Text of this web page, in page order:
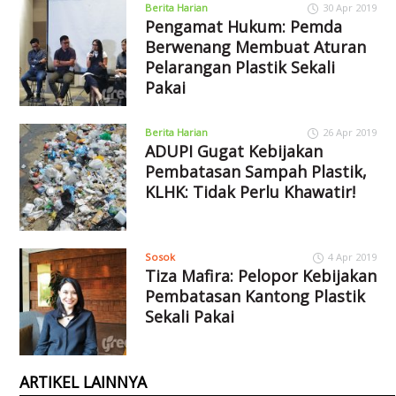
Berita Harian 30 Apr 2019
Pengamat Hukum: Pemda
Berwenang Membuat Aturan
Pelarangan Plastik Sekali
Pakai
Berita Harian 26 Apr 2019
ADUPI Gugat Kebijakan
Pembatasan Sampah Plastik,
KLHK: Tidak Perlu Khawatir!
Sosok 4 Apr 2019
Tiza Mafira: Pelopor Kebijakan
Pembatasan Kantong Plastik
Sekali Pakai
ARTIKEL LAINNYA